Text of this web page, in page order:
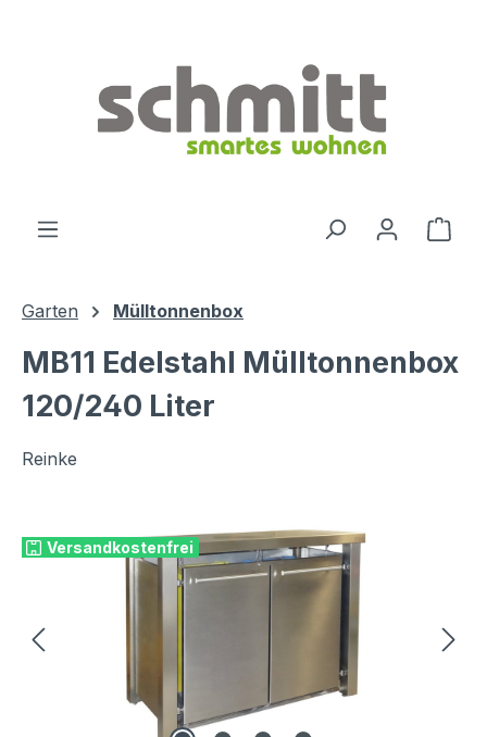
Garten Mülltonnenbox
MB11 Edelstahl Mülltonnenbox
120/240 Liter
Reinke
Versandkostenfrei